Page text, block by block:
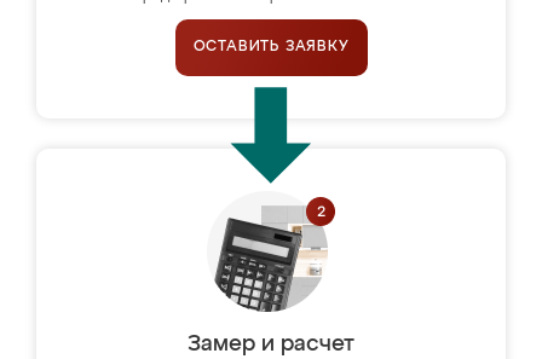
ОСТАВИТЬ ЗАЯВКУ
Замер и расчет